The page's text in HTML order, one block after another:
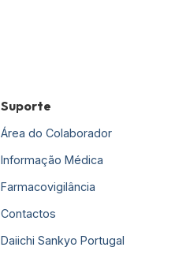
Suporte
Área do Colaborador
Informação Médica
Farmacovigilância
Contactos
Daiichi Sankyo Portugal